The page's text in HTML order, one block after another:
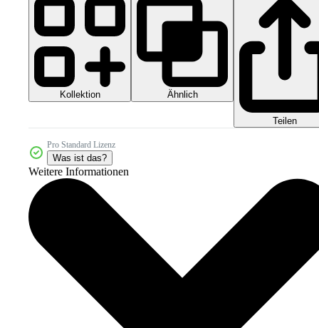
Kollektion Ähnlich
Teilen
Pro Standard Lizenz
Was ist das?
Weitere Informationen